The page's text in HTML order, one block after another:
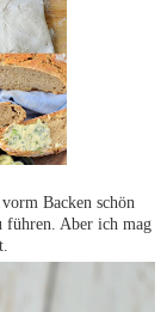
Backen schön
führen. Aber ich mag